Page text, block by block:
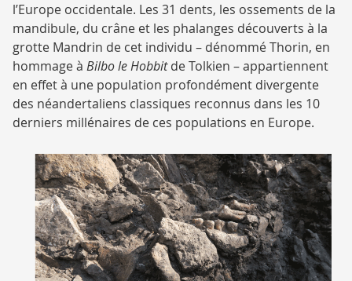
l’Europe occidentale. Les 31 dents, les ossements de la
mandibule, du crâne et les phalanges découverts à la
grotte Mandrin de cet individu – dénommé Thorin, en
hommage à Bilbo le Hobbitde Tolkien – appartiennent
en effet à une population profondément divergente
des néandertaliens classiques reconnus dans les 10
derniers millénaires de ces populations en Europe.